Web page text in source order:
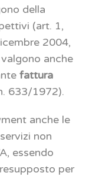
della
(art. 1,
2004,
anche
fattura
633/1972).
anche le
non
essendo
per